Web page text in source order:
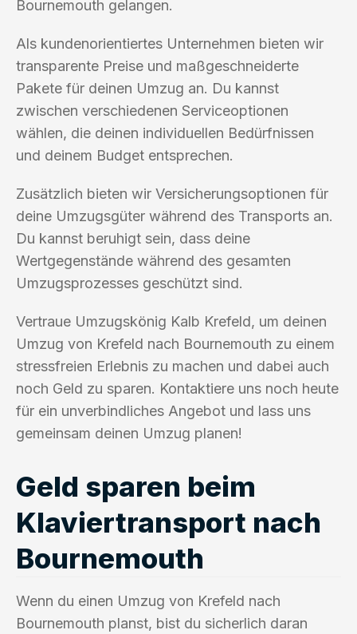
Bournemouth gelangen.
Als kundenorientiertes Unternehmen bieten wir
transparente Preise und maßgeschneiderte
Pakete für deinen Umzug an. Du kannst
zwischen verschiedenen Serviceoptionen
wählen, die deinen individuellen Bedürfnissen
und deinem Budget entsprechen.
Zusätzlich bieten wir Versicherungsoptionen für
deine Umzugsgüter während des Transports an.
Du kannst beruhigt sein, dass deine
Wertgegenstände während des gesamten
Umzugsprozesses geschützt sind.
Vertraue Umzugskönig Kalb Krefeld, um deinen
Umzug von Krefeld nach Bournemouth zu einem
stressfreien Erlebnis zu machen und dabei auch
noch Geld zu sparen. Kontaktiere uns noch heute
für ein unverbindliches Angebot und lass uns
gemeinsam deinen Umzug planen!
Geld sparen beim
Klaviertransport nach
Bournemouth
Wenn du einen Umzug von Krefeld nach
Bournemouth planst, bist du sicherlich daran